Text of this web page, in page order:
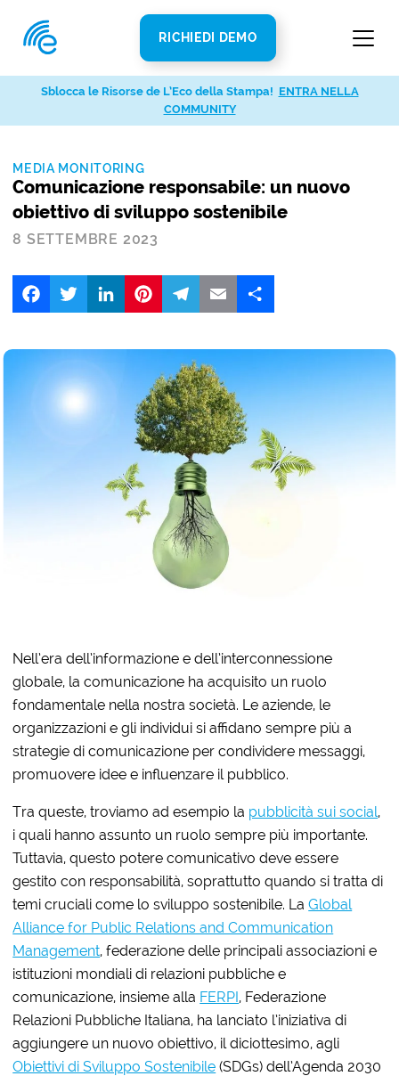
RICHIEDI DEMO
MEDIA MONITORING
Comunicazione responsabile: un nuovo
obiettivo di sviluppo sostenibile
8 SETTEMBRE 2023
FacebookTwitter LinkedIn
Nell’era dell’informazione e dell’interconnessione
globale, la comunicazione ha acquisito un ruolo
fondamentale nella nostra società. Le aziende, le
organizzazioni e gli individui si affidano sempre più a
strategie di comunicazione per condividere messaggi,
promuovere idee e influenzare il pubblico.
Tra queste, troviamo ad esempio la pubblicità sui social,
i quali hanno assunto un ruolo sempre più importante.
Tuttavia, questo potere comunicativo deve essere
gestito con responsabilità, soprattutto quando si tratta di
temi cruciali come lo sviluppo sostenibile. LaGlobal
Alliance for Public Relations and Communication
Management, federazione delle principali associazioni e
istituzioni mondiali di relazioni pubbliche e
comunicazione, insieme alla FERPI, Federazione
Relazioni Pubbliche Italiana, ha lanciato l’iniziativa di
aggiungere un nuovo obiettivo, il diciottesimo, agli
Obiettivi di Sviluppo Sostenibile (SDGs) dell’Agenda 2030
Sblocca le Risorse de L’Eco della Stampa! ENTRA NELLA
COMMUNITY